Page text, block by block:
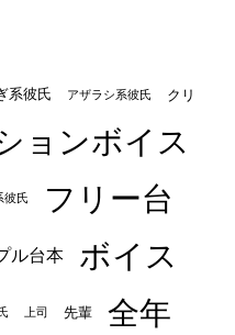
系彼氏 アザラシ系彼氏 クリ
ョンボイス
彼氏
フリー台
ル台本
ボイス
上司 先輩
全年